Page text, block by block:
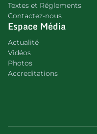
Textes et Réglements
Contactez-nous
Espace Média
Actualité
Vidéos
Photos
Accreditations